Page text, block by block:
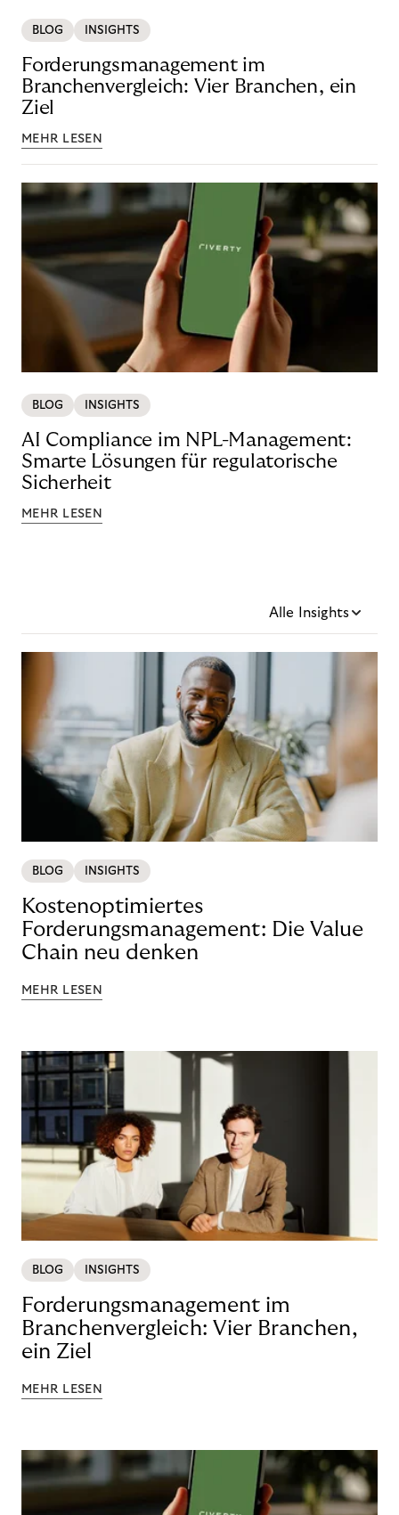
BLOG INSIGHTS
Forderungsmanagement im
Branchenvergleich: Vier Branchen, ein
Ziel
MEHR LESEN
BLOG INSIGHTS
AI Compliance im NPL-Management:
Smarte Lösungen für regulatorische
Sicherheit
MEHR LESEN
Alle Insights
BLOG INSIGHTS
Kostenoptimiertes
Forderungsmanagement: Die Value
Chain neu denken
MEHR LESEN
BLOG INSIGHTS
Forderungsmanagement im
Branchenvergleich: Vier Branchen,
ein Ziel
MEHR LESEN